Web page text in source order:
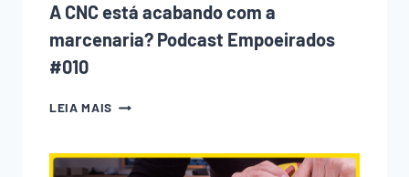
A CNC está acabando com a
marcenaria? Podcast Empoeirados
#010
LEIA MAIS A
ACABANDO
COM